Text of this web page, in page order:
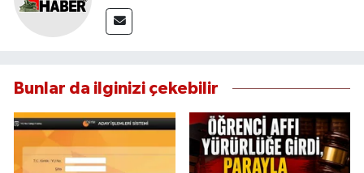
Bunlar da ilginizi çekebilir